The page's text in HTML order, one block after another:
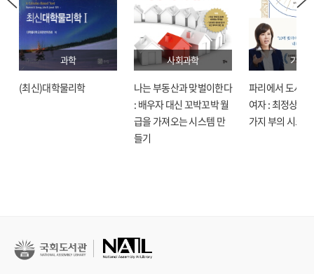
과학
(최신)대학물리학
사회과학
나는 부동산과 맞벌이한다
: 배우자 대신 꼬박꼬박 월
급을 가져오는 시스템 만
들기
기술
파리에서 도시락
여자 : 최정상으
가지 부의 시크릿